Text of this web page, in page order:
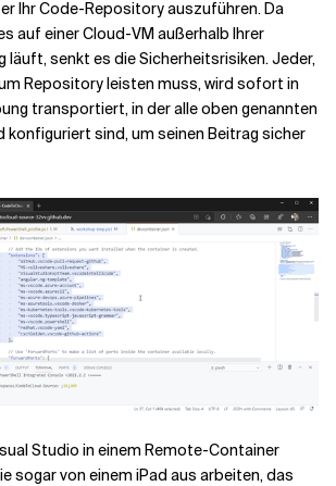
Ihr Code-Repository auszuführen. Da
auf einer Cloud-VM außerhalb Ihrer
läuft, senkt es die Sicherheitsrisiken. Jeder,
Repository leisten muss, wird sofort in
transportiert, in der alle oben genannten
konfiguriert sind, um seinen Beitrag sicher
Studio in einem Remote-Container
sogar von einem iPad aus arbeiten, das